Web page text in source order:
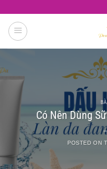
content
Có Nên Dùng
POSTED ON